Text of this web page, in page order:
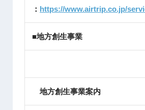
： https://www.airtrip.co.jp/
■地方創生事業
地方創生事業案内